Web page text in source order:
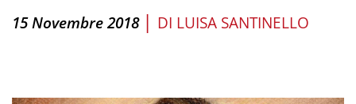
15 Novembre 2018 | DI LUISA SANTINELLO